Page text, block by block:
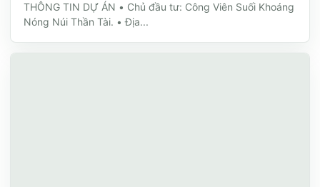
THÔNG TIN DỰ ÁN • Chủ đầu tư: Công Viên Suối Khoáng
Nóng Núi Thần Tài. • Địa...